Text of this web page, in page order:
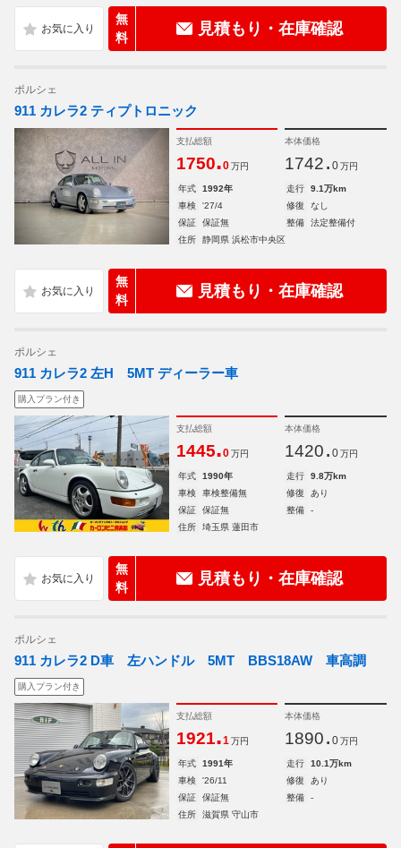
無
料
見積もり・在庫確認
ポルシェ
911 カレラ2 ティプトロニック
支払総額
1750.0 万円
本体価格
1742. 0 万円
年式 1992年 走行
9.1万km
車検
'27/4 修復
なし
保証
保証無 整備
法定整備付
住所
静岡県 浜松市中央区
無
料
見積もり・在庫確認
ポルシェ
911 カレラ2 左H 5MT ディーラー車
購入プラン付き
支払総額
1445.0 万円
本体価格
1420. 0 万円
年式 1990年 走行
9.8万km
車検
車検整備無 修復
あり
保証
保証無 整備
-
住所
埼玉県 蓮田市
無
料
見積もり・在庫確認
ポルシェ
911 カレラ2 D車 左ハンドル 5MT BBS18AW 車高調
購入プラン付き
支払総額
1921.1 万円
本体価格
1890. 0 万円
年式 1991年 走行
10.1万km
車検
'26/11 修復
あり
保証
保証無 整備
-
住所
滋賀県 守山市